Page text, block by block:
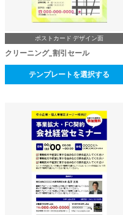
ポストカード デザイン面
クリーニング_割引セール
テンプレートを選択する